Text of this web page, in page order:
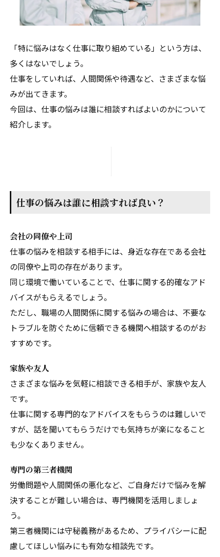
「特に悩みはなく仕事に取り組めている」という方は、
多くはないでしょう。
仕事をしていれば、人間関係や待遇など、さまざまな悩
みが出てきます。
今回は、仕事の悩みは誰に相談すればよいのかについて
紹介します。
仕事の悩みは誰に相談すれば良い？
会社の同僚や上司
仕事の悩みを相談する相手には、身近な存在である会社
の同僚や上司の存在があります。
同じ環境で働いていることで、仕事に関する的確なアド
バイスがもらえるでしょう。
ただし、職場の人間関係に関する悩みの場合は、不要な
トラブルを防ぐために信頼できる機関へ相談するのがお
すすめです。
家族や友人
さまざまな悩みを気軽に相談できる相手が、家族や友人
です。
仕事に関する専門的なアドバイスをもらうのは難しいで
すが、話を聞いてもらうだけでも気持ちが楽になること
も少なくありません。
専門の第三者機関
労働問題や人間関係の悪化など、ご自身だけで悩みを解
決することが難しい場合は、専門機関を活用しましょ
う。
第三者機関には守秘義務があるため、プライバシーに配
慮してほしい悩みにも有効な相談先です。